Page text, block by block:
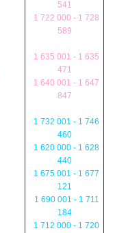
541
1 722 000 - 1 728
589
1 635 001 - 1 635
471
1 640 001 - 1 647
847
1 732 001 - 1 746
460
1 620 000 - 1 628
440
1 675 001 - 1 677
121
1 690 001 - 1 711
184
1 712 000 - 1 720